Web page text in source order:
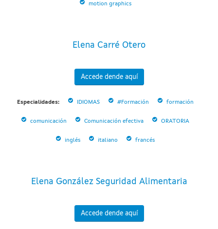
motion graphics
Elena Carré Otero
Accede dende aquí
Especialidades: IDIOMAS #Formación formación
comunicación Comunicación efectiva ORATORIA
inglés italiano francés
Elena González Seguridad Alimentaria
Accede dende aquí